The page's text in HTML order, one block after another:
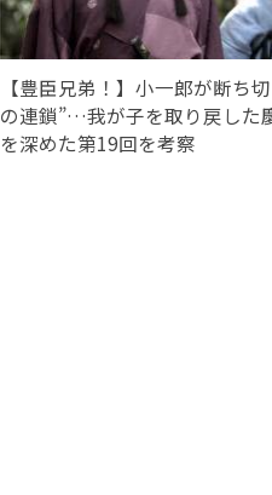
【豊臣兄弟！】小一郎が断ち
の連鎖”…我が子を取り戻した
を深めた第19回を考察